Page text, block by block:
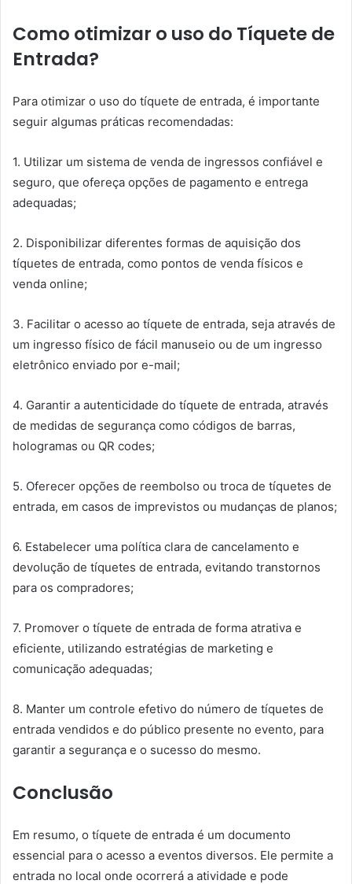
Como otimizar o uso do Tíquete de
Entrada?
Para otimizar o uso do tíquete de entrada, é importante
seguir algumas práticas recomendadas:
1. Utilizar um sistema de venda de ingressos confiável e
seguro, que ofereça opções de pagamento e entrega
adequadas;
2. Disponibilizar diferentes formas de aquisição dos
tíquetes de entrada, como pontos de venda físicos e
venda online;
3. Facilitar o acesso ao tíquete de entrada, seja através de
um ingresso físico de fácil manuseio ou de um ingresso
eletrônico enviado por e-mail;
4. Garantir a autenticidade do tíquete de entrada, através
de medidas de segurança como códigos de barras,
hologramas ou QR codes;
5. Oferecer opções de reembolso ou troca de tíquetes de
entrada, em casos de imprevistos ou mudanças de planos;
6. Estabelecer uma política clara de cancelamento e
devolução de tíquetes de entrada, evitando transtornos
para os compradores;
7. Promover o tíquete de entrada de forma atrativa e
eficiente, utilizando estratégias de marketing e
comunicação adequadas;
8. Manter um controle efetivo do número de tíquetes de
entrada vendidos e do público presente no evento, para
garantir a segurança e o sucesso do mesmo.
Conclusão
Em resumo, o tíquete de entrada é um documento
essencial para o acesso a eventos diversos. Ele permite a
entrada no local onde ocorrerá a atividade e pode